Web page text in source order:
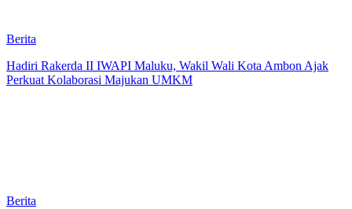
Berita
Hadiri Rakerda II IWAPI Maluku, Wakil Wali Kota Ambon Ajak
Perkuat Kolaborasi Majukan UMKM
Berita